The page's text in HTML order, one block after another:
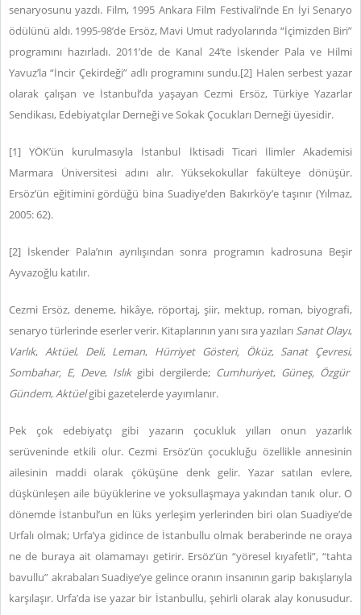
senaryosunu yazdı. Film, 1995 Ankara Film Festivali’nde En İyi Senaryo
ödülünü aldı. 1995-98’de Ersöz, Mavi Umut radyolarında “İçimizden Biri”
programını hazırladı. 2011’de de Kanal 24’te İskender Pala ve Hilmi
Yavuz’la “İncir Çekirdeği” adlı programını sundu.[2] Halen serbest yazar
olarak çalışan ve İstanbul’da yaşayan Cezmi Ersöz, Türkiye Yazarlar
Sendikası, Edebiyatçılar Derneği ve Sokak Çocukları Derneği üyesidir.
[1] YÖK’ün kurulmasıyla İstanbul İktisadi Ticari İlimler Akademisi
Marmara Üniversitesi adını alır. Yüksekokullar fakülteye dönüşür.
Ersöz’ün eğitimini gördüğü bina Suadiye’den Bakırköy’e taşınır (Yılmaz,
2005: 62).
[2] İskender Pala’nın ayrılışından sonra programın kadrosuna Beşir
Ayvazoğlu katılır.
Cezmi Ersöz, deneme, hikâye, röportaj, şiir, mektup, roman, biyografi,
senaryo türlerinde eserler verir. Kitaplarının yanı sıra yazıları Sanat Olayı,
Varlık, Aktüel,Deli, Leman, Hürriyet Gösteri, Öküz, Sanat Çevresi,
Sombahar, E, Deve, Islık gibi dergilerde; Cumhuriyet, Güneş, Özgür
Gündem,Aktüelgibi gazetelerde yayımlanır.
Pek çok edebiyatçı gibi yazarın çocukluk yılları onun yazarlık
serüveninde etkili olur. Cezmi Ersöz’ün çocukluğu özellikle annesinin
ailesinin maddi olarak çöküşüne denk gelir. Yazar satılan evlere,
düşkünleşen aile büyüklerine ve yoksullaşmaya yakından tanık olur. O
dönemde İstanbul’un en lüks yerleşim yerlerinden biri olan Suadiye’de
Urfalı olmak; Urfa’ya gidince de İstanbullu olmak beraberinde ne oraya
ne de buraya ait olamamayı getirir. Ersöz’ün “yöresel kıyafetli”, “tahta
bavullu” akrabaları Suadiye’ye gelince oranın insanının garip bakışlarıyla
karşılaşır. Urfa’da ise yazar bir İstanbullu, şehirli olarak alay konusudur.